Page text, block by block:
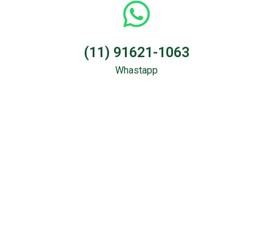
(11) 91621-1063
Whastapp